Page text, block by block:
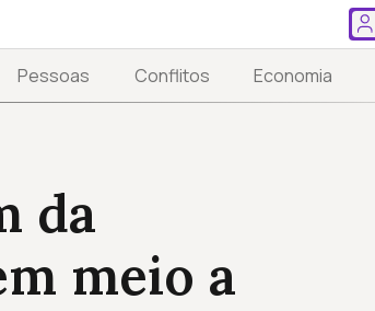
Pessoas Conflitos Economia
da
meio a